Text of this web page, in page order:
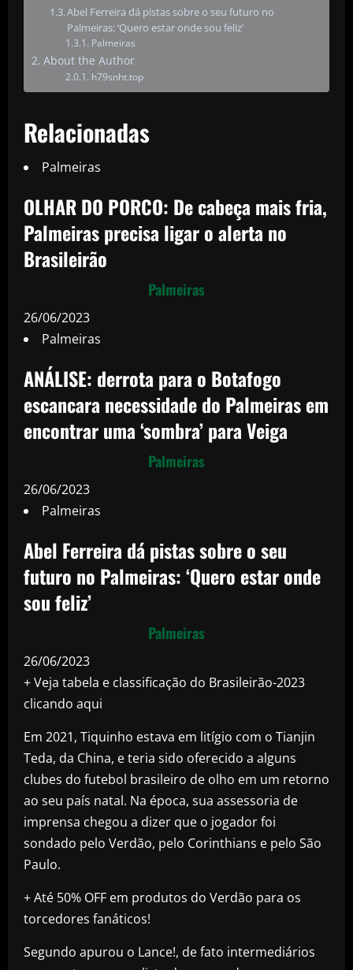
Abel Ferreira dá pistas sobre o seu futuro no
Palmeiras: ‘Quero estar onde sou feliz’
Palmeiras
About the Author
h79snht.top
Relacionadas
Palmeiras
OLHAR DO PORCO: De cabeça mais fria,
Palmeiras precisa ligar o alerta no
Brasileirão
Palmeiras
26/06/2023
Palmeiras
ANÁLISE: derrota para o Botafogo
escancara necessidade do Palmeiras em
encontrar uma ‘sombra’ para Veiga
Palmeiras
26/06/2023
Palmeiras
Abel Ferreira dá pistas sobre o seu
futuro no Palmeiras: ‘Quero estar onde
sou feliz’
Palmeiras
26/06/2023
+ Veja tabela e classificação do Brasileirão-2023
clicando aqui
Em 2021, Tiquinho estava em litígio com o Tianjin
Teda, da China, e teria sido oferecido a alguns
clubes do futebol brasileiro de olho em um retorno
ao seu país natal. Na época, sua assessoria de
imprensa chegou a dizer que o jogador foi
sondado pelo Verdão, pelo Corinthians e pelo São
Paulo.
+ Até 50% OFF em produtos do Verdão para os
torcedores fanáticos!
Segundo apurou o Lance!, de fato intermediários